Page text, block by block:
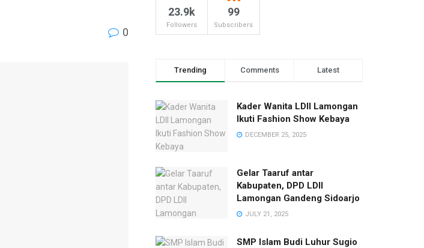
0
23.9k
Followers
99
Subscribers
Trending Comments Latest
Kader Wanita LDII Lamongan
Ikuti Fashion Show Kebaya
DECEMBER 25, 2025
Gelar Taaruf antar
Kabupaten, DPD LDII
Lamongan Gandeng Sidoarjo
JULY 21, 2025
SMP Islam Budi Luhur Sugio